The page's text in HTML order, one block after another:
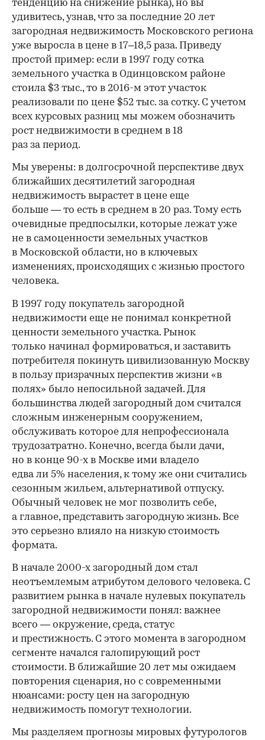
тенденцию на снижение рынка), но вы
удивитесь, узнав, что за последние 20 лет
загородная недвижимость Московского региона
уже выросла в цене в 17–18,5 раза. Приведу
простой пример: если в 1997 году сотка
земельного участка в Одинцовском районе
стоила $3 тыс., то в 2016-м этот участок
реализовали по цене $52 тыс. за сотку. С учетом
всех курсовых разниц мы можем обозначить
рост недвижимости в среднем в 18
раз за период.
Мы уверены: в долгосрочной перспективе двух
ближайших десятилетий загородная
недвижимость вырастет в цене еще
больше — то есть в среднем в 20 раз. Тому есть
очевидные предпосылки, которые лежат уже
не в самоценности земельных участков
в Московской области, но в ключевых
изменениях, происходящих с жизнью простого
человека.
В 1997 году покупатель загородной
недвижимости еще не понимал конкретной
ценности земельного участка. Рынок
только начинал формироваться, и заставить
потребителя покинуть цивилизованную Москву
в пользу призрачных перспектив жизни «в
полях» было непосильной задачей. Для
большинства людей загородный дом считался
сложным инженерным сооружением,
обслуживать которое для непрофессионала
трудозатратно. Конечно, всегда были дачи,
но в конце 90-х в Москве ими владело
едва ли 5% населения, к тому же они считались
сезонным жильем, альтернативой отпуску.
Обычный человек не мог позволить себе,
а главное, представить загородную жизнь. Все
это серьезно влияло на низкую стоимость
формата.
В начале 2000-х загородный дом стал
неотъемлемым атрибутом делового человека. С
развитием рынка в начале нулевых покупатель
загородной недвижимости понял: важнее
всего — окружение, среда, статус
и престижность. С этого момента в загородном
сегменте начался галопирующий рост
стоимости. В ближайшие 20 лет мы ожидаем
повторения сценария, но с современными
нюансами: росту цен на загородную
недвижимость помогут технологии.
Мы разделяем прогнозы мировых футурологов